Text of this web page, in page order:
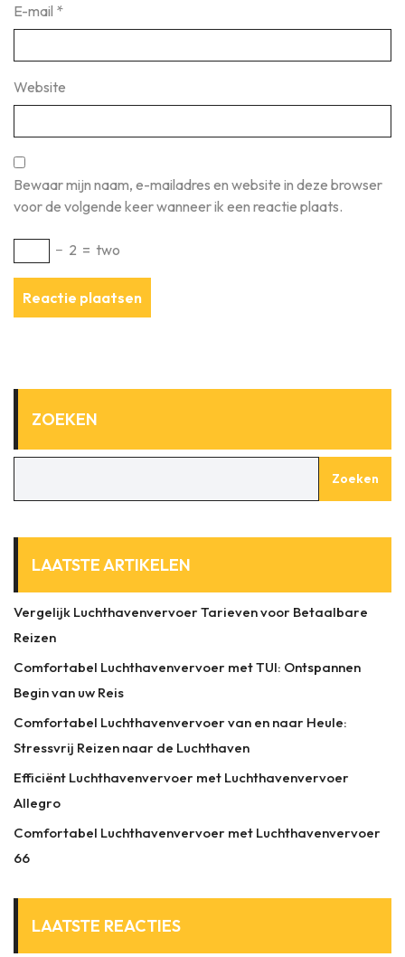
E-mail *
Website
Bewaar mijn naam, e-mailadres en website in deze browser
voor de volgende keer wanneer ik een reactie plaats.
− 2 = two
ZOEKEN
Zoeken
LAATSTE ARTIKELEN
Vergelijk Luchthavenvervoer Tarieven voor Betaalbare
Reizen
Comfortabel Luchthavenvervoer met TUI: Ontspannen
Begin van uw Reis
Comfortabel Luchthavenvervoer van en naar Heule:
Stressvrij Reizen naar de Luchthaven
Efficiënt Luchthavenvervoer met Luchthavenvervoer
Allegro
Comfortabel Luchthavenvervoer met Luchthavenvervoer
66
LAATSTE REACTIES